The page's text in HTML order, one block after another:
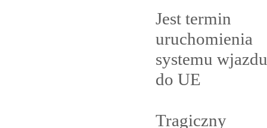
Jest termin
uruchomienia
systemu wjazdu
do UE
Tragiczny